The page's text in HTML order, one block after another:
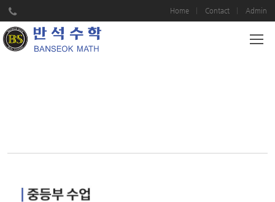
Home Contact Admin